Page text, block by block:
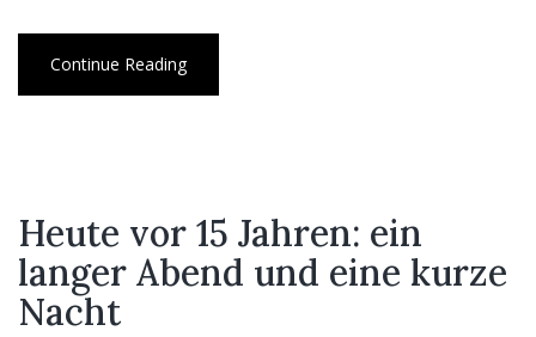
Continue Reading
Heute vor 15 Jahren: ein
langer Abend und eine kurze
Nacht